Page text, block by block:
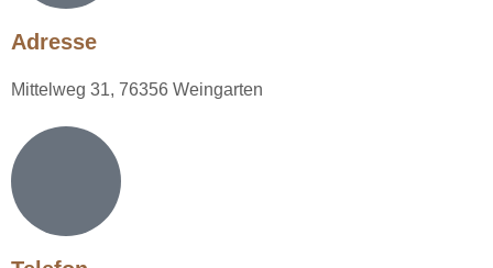
Adresse
Mittelweg 31, 76356 Weingarten